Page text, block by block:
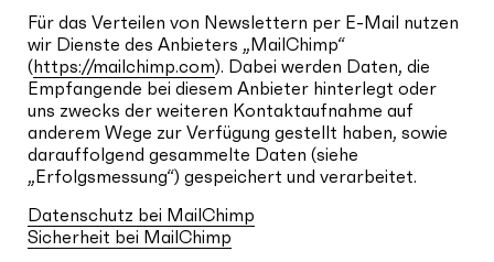
Für das Verteilen von Newslettern per E-Mail nutzen
wir Dienste des Anbieters „MailChimp“
(https://mailchimp.com). Dabei werden Daten, die
Empfangende bei diesem Anbieter hinterlegt oder
uns zwecks der weiteren Kontaktaufnahme auf
anderem Wege zur Verfügung gestellt haben, sowie
darauffolgend gesammelte Daten (siehe
„Erfolgsmessung“) gespeichert und verarbeitet.
Datenschutz bei MailChimp
Sicherheit bei MailChimp